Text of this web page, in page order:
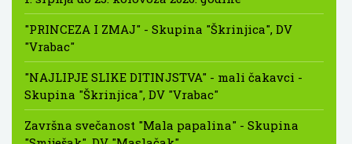
"PRINCEZA I ZMAJ" - Skupina "Škrinjica", DV
"Vrabac"
"NAJLIPJE SLIKE DITINJSTVA" - mali čakavci -
Skupina "Škrinjica", DV "Vrabac"
Završna svečanost "Mala papalina" - Skupina